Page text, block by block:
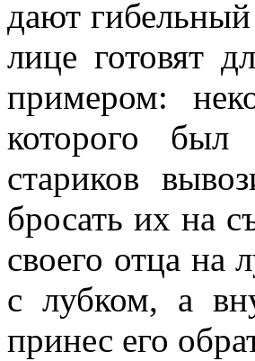
дают
лице готовят
примером:
которого был
стариков
бросать их на
своего отца на
с лубком, а
принес его